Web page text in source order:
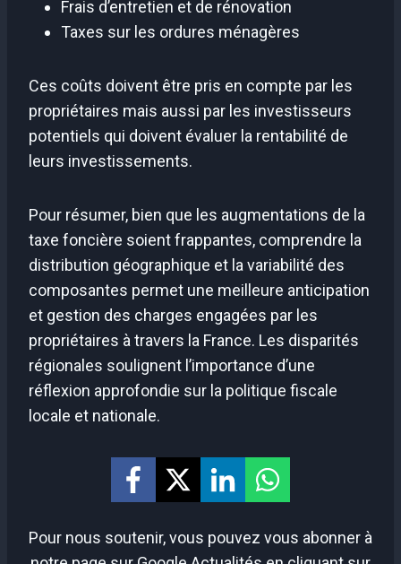
Frais d’entretien et de rénovation
Taxes sur les ordures ménagères
Ces coûts doivent être pris en compte par les
propriétaires mais aussi par les investisseurs
potentiels qui doivent évaluer la rentabilité de
leurs investissements.
Pour résumer, bien que les augmentations de la
taxe foncière soient frappantes, comprendre la
distribution géographique et la variabilité des
composantes permet une meilleure anticipation
et gestion des charges engagées par les
propriétaires à travers la France. Les disparités
régionales soulignent l’importance d’une
réflexion approfondie sur la politique fiscale
locale et nationale.
Pour nous soutenir, vous pouvez vous abonner à